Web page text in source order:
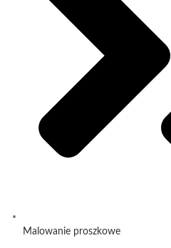
Malowanie proszkowe